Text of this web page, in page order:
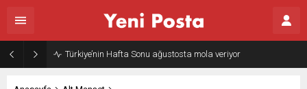
Türkiye’nin Hafta Sonu ağustosta mola veriyor